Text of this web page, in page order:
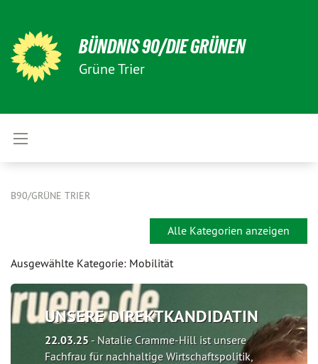
BÜNDNIS 90/DIE GRÜNEN
Grüne Trier
B90/GRÜNE TRIER
Alle Kategorien anzeigen
Ausgewählte Kategorie: Mobilität
UNSERE DIREKTKANDIDATIN
22.03.25 - Natalie Cramme-Hill ist unsere
Fachfrau für nachhaltige Wirtschaftspolitik,